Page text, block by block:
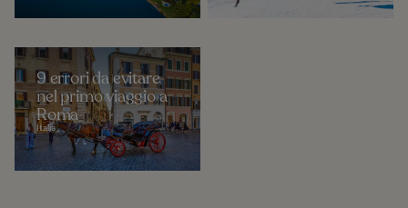
9 errori da evitare
nel primo viaggio a
Roma
Italia